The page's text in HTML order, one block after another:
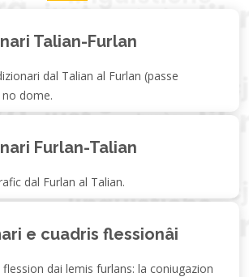
Talian-Furlan
dal Talian al Furlan (passe
dome.
Furlan-Talian
dal Furlan al Talian.
e cuadris flessionâi
dai lemis furlans: la coniugazion